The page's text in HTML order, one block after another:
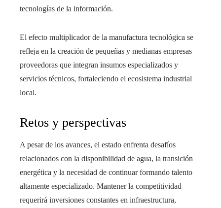
tecnologías de la información.
El efecto multiplicador de la manufactura tecnológica se
refleja en la creación de pequeñas y medianas empresas
proveedoras que integran insumos especializados y
servicios técnicos, fortaleciendo el ecosistema industrial
local.
Retos y perspectivas
A pesar de los avances, el estado enfrenta desafíos
relacionados con la disponibilidad de agua, la transición
energética y la necesidad de continuar formando talento
altamente especializado. Mantener la competitividad
requerirá inversiones constantes en infraestructura,